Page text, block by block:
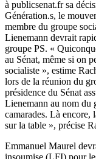
à publicsenat.fr sa
Génération.s, le
membre du groupe
Lienemann devrait
groupe PS. «
au Sénat, même si on
socialiste », estime
lors de la réunion du
présidence du Sénat
Lienemann au nom du
camarades. Là encore,
sur la table », précise
Emmanuel Maurel
insoumise (LFI) pour